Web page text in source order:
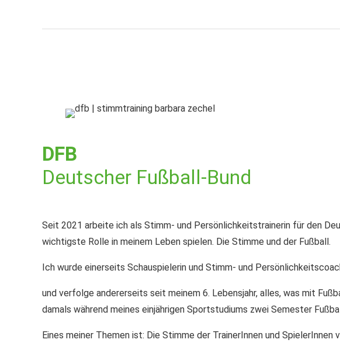
DFB
Deutscher Fußball-Bund
Seit 2021 arbeite ich als Stimm- und Persönlichkeitstrainerin für den
wichtigste Rolle in meinem Leben spielen. Die Stimme und der Fußball.
Ich wurde einerseits Schauspielerin und Stimm- und
und verfolge andererseits seit meinem 6. Lebensjahr, alles, was mit
damals während meines einjährigen Sportstudiums zwei Semester
Eines meiner Themen ist: Die Stimme der TrainerInnen und SpielerInnen